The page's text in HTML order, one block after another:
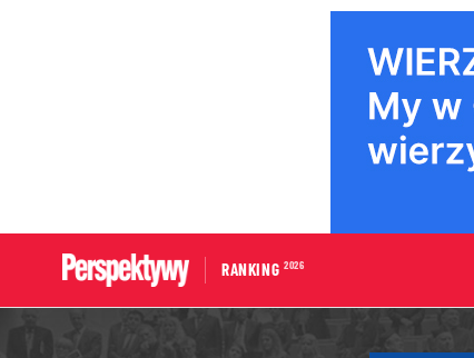
RANKING 2026
Portal edukacyjny Dla